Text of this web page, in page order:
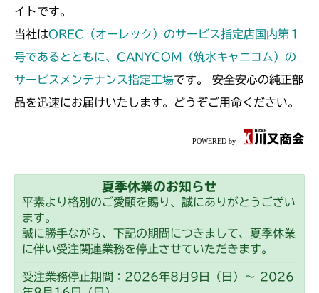
イトです。
当社はOREC（オーレック）のサービス指定店国内第１
号であるとともに、CANYCOM（筑水キャニコム）の
サービスメンテナンス指定工場です。 安全安心の純正部
品を迅速にお届けいたします。どうぞご用命ください。
夏季休業のお知らせ
平素より格別のご愛顧を賜り、誠にありがとうござい
ます。
誠に勝手ながら、下記の期間につきまして、夏季休業
に伴い受注関連業務を停止させていただきます。
受注業務停止期間：2026年8月9日（日）～ 2026